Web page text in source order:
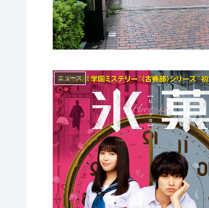
ニュース